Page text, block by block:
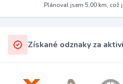
Plánoval jsem 5,00 km, což
Získané odznaky za